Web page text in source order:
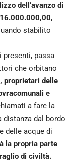
dell’avanzo di
16.000.000,00,
stabilito
presenti, passa
che orbitano
proprietari delle
e
a fare la
distanza dal bordo
delle acque di
la propria parte
di civiltà.